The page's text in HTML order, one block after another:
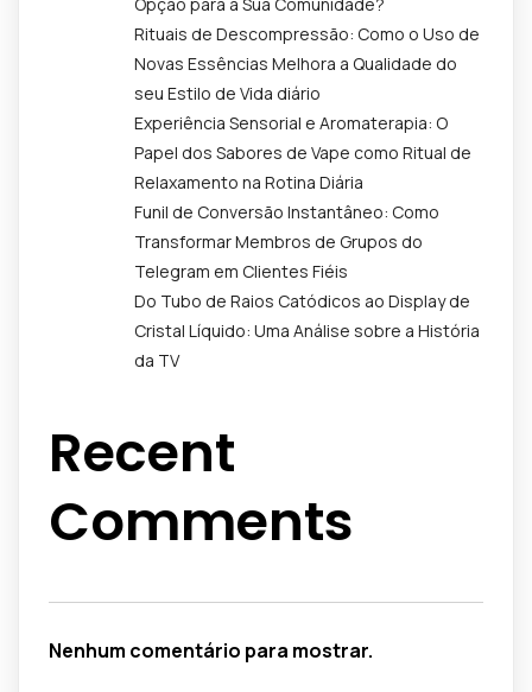
Rituais de Descompressão: Como o Uso de
Novas Essências Melhora a Qualidade do
seu Estilo de Vida diário
Experiência Sensorial e Aromaterapia: O
Papel dos Sabores de Vape como Ritual de
Relaxamento na Rotina Diária
Funil de Conversão Instantâneo: Como
Transformar Membros de Grupos do
Telegram em Clientes Fiéis
Do Tubo de Raios Catódicos ao Display de
Cristal Líquido: Uma Análise sobre a História
da TV
Recent
Comments
Nenhum comentário para mostrar.